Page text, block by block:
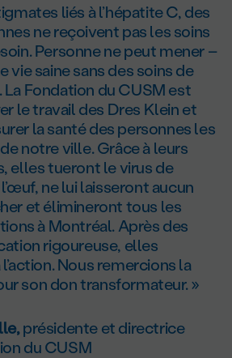
liés à l’hépatite C, des
ne reçoivent pas les soins
Personne ne peut mener –
vie saine sans des soins de
Fondation du CUSM est
le travail des Dres Klein et
la santé des personnes les
notre ville. Grâce à leurs
elles tueront le virus de
ne lui laisseront aucun
et élimineront tous les
à Montréal. Après des
rigoureuse, elles
Nous remercions la
son don transformateur. »
présidente et directrice
du CUSM